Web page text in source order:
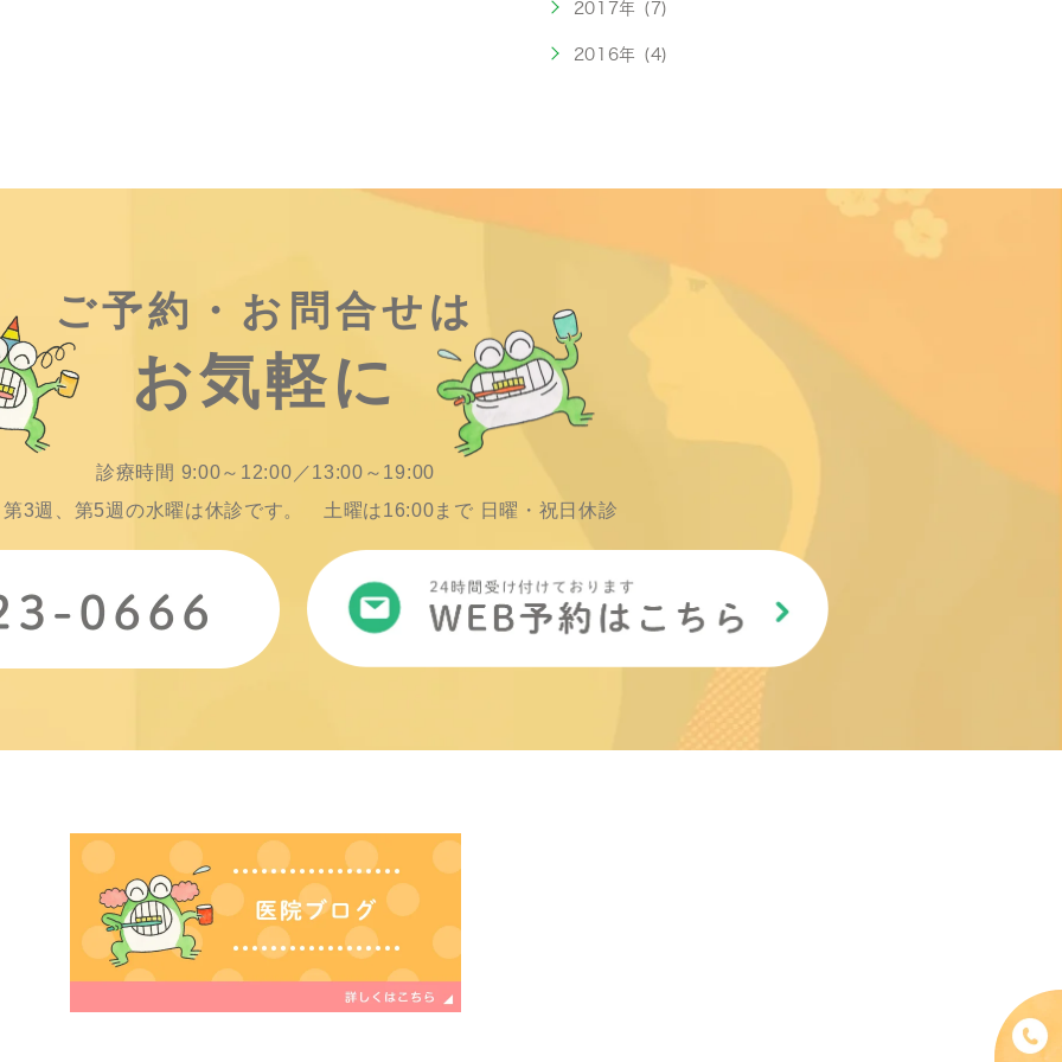
2017年 (7)
2016年 (4)
ご予約・お問合せは
お気軽に
診療時間 9:00～12:00／13:00～19:00
3週、第5週の水曜は休診です。 土曜は16:00まで 日曜・祝日休診